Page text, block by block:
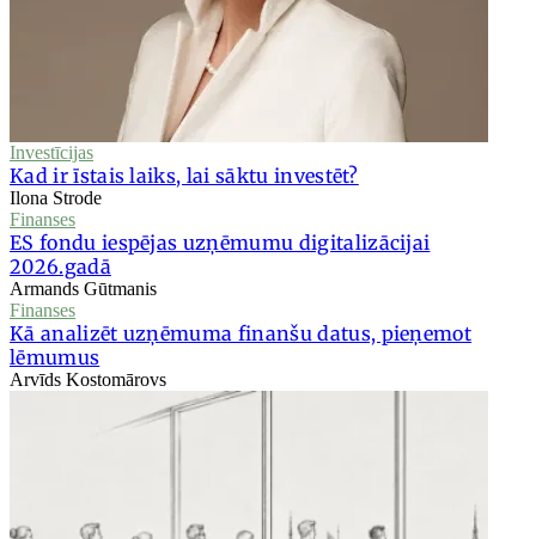
Investīcijas
Kad ir īstais laiks, lai sāktu investēt?
Ilona Strode
Finanses
ES fondu iespējas uzņēmumu digitalizācijai
2026.gadā
Armands Gūtmanis
Finanses
Kā analizēt uzņēmuma finanšu datus, pieņemot
lēmumus
Arvīds Kostomārovs